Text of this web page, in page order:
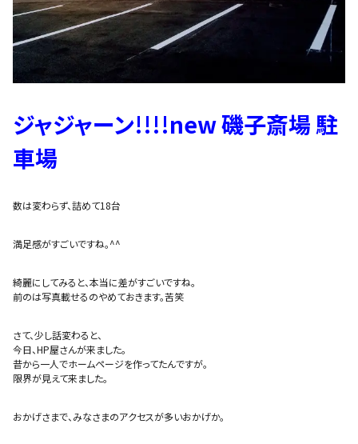
ジャジャーン!!!!new 磯子斎場 駐
車場
数は変わらず、詰めて18台
満足感がすごいですね。^^
綺麗にしてみると、本当に差がすごいですね。
前のは写真載せるのやめておきます。苦笑
さて、少し話変わると、
今日、HP屋さんが来ました。
昔から一人でホームページを作ってたんですが。
限界が見えて来ました。
おかげさまで、みなさまのアクセスが多いおかげか。